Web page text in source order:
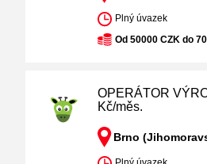
Plný úvazek
Od 50000 CZK do
OPERÁTOR
Kč/měs.
Brno